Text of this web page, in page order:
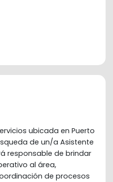
ubicada en Puerto
de un/a Asistente
responsable de brindar
al área,
de procesos